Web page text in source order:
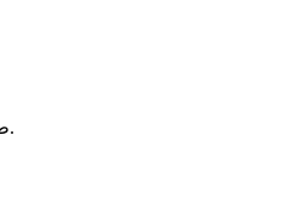
طبي ، فتحة سقف سيارة ، سيارات.